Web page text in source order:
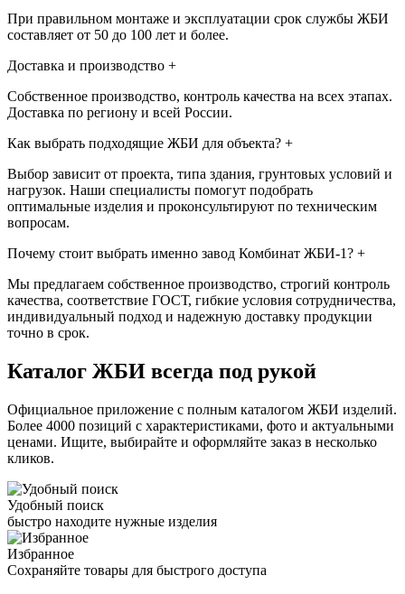
При правильном монтаже и эксплуатации срок службы ЖБИ
составляет от 50 до 100 лет и более.
Доставка и производство +
Собственное производство, контроль качества на всех этапах.
Доставка по региону и всей России.
Как выбрать подходящие ЖБИ для объекта? +
Выбор зависит от проекта, типа здания, грунтовых условий и
нагрузок. Наши специалисты помогут подобрать
оптимальные изделия и проконсультируют по техническим
вопросам.
Почему стоит выбрать именно завод Комбинат ЖБИ-1? +
Мы предлагаем собственное производство, строгий контроль
качества, соответствие ГОСТ, гибкие условия сотрудничества,
индивидуальный подход и надежную доставку продукции
точно в срок.
Каталог ЖБИ всегда под рукой
Официальное приложение с полным каталогом ЖБИ изделий.
Более 4000 позиций с характеристиками, фото и актуальными
ценами. Ищите, выбирайте и оформляйте заказ в несколько
кликов.
Удобный поиск
быстро находите нужные изделия
Избранное
Сохраняйте товары для быстрого доступа